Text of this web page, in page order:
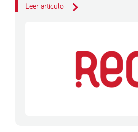
Leer artículo